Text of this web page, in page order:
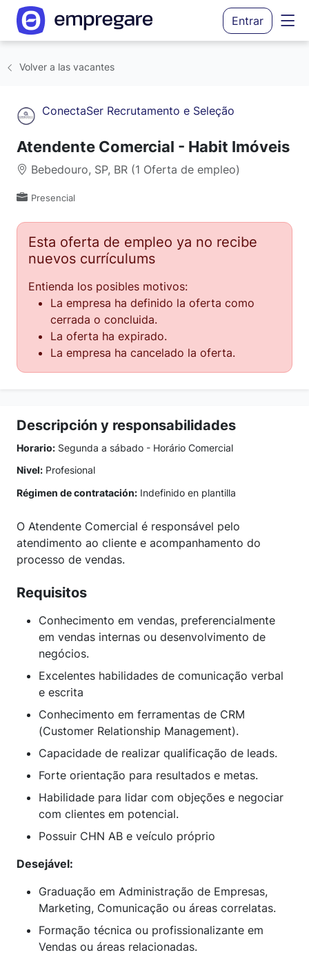
Entrar
Volver a las vacantes
ConectaSer Recrutamento e Seleção
Atendente Comercial - Habit Imóveis
Bebedouro, SP, BR (1 Oferta de empleo)
Presencial
Esta oferta de empleo ya no recibe
nuevos currículums
Entienda los posibles motivos:
La empresa ha definido la oferta como
cerrada o concluida.
La oferta ha expirado.
La empresa ha cancelado la oferta.
Descripción y responsabilidades
Horario: Segunda a sábado - Horário Comercial
Nivel: Profesional
Régimen de contratación: Indefinido en plantilla
O Atendente Comercial é responsável pelo
atendimento ao cliente e acompanhamento do
processo de vendas.
Requisitos
Conhecimento em vendas, preferencialmente
em vendas internas ou desenvolvimento de
negócios.
Excelentes habilidades de comunicação verbal
e escrita
Conhecimento em ferramentas de CRM
(Customer Relationship Management).
Capacidade de realizar qualificação de leads.
Forte orientação para resultados e metas.
Habilidade para lidar com objeções e negociar
com clientes em potencial.
Possuir CHN AB e veículo próprio
Desejável:
Graduação em Administração de Empresas,
Marketing, Comunicação ou áreas correlatas.
Formação técnica ou profissionalizante em
Vendas ou áreas relacionadas.